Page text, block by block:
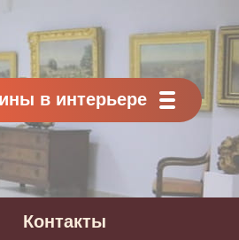
в интерьере
Контакты